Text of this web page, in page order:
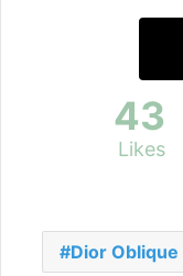
43
Likes
Dior Oblique